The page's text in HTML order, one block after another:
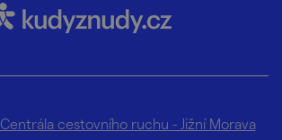
Centrála cestovního ruchu - Jižní Morava